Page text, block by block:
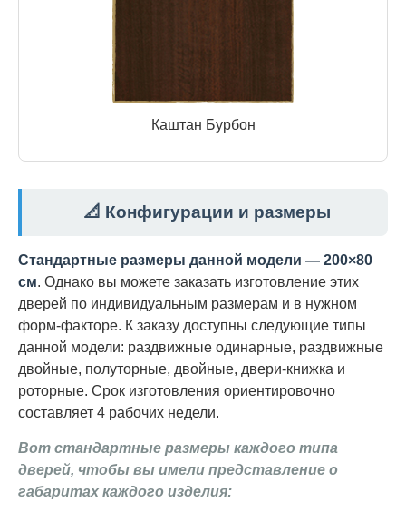
Каштан Бурбон
📐 Конфигурации и размеры
Стандартные размеры данной модели — 200×80
см. Однако вы можете заказать изготовление этих
дверей по индивидуальным размерам и в нужном
форм-факторе. К заказу доступны следующие типы
данной модели: раздвижные одинарные, раздвижные
двойные, полуторные, двойные, двери-книжка и
роторные. Срок изготовления ориентировочно
составляет 4 рабочих недели.
Вот стандартные размеры каждого типа
дверей, чтобы вы имели представление о
габаритах каждого изделия: